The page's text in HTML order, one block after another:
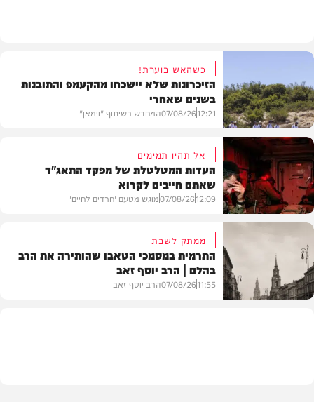
וידאו
כשהאש בוערת!
הזיכרונות שלא יישכחו מהקעמפ והתובנות
בשנים שאחרי
12:21
07/08/26המחדש בשיתוף "וימאן"
דעות
אל תהיו תמימים
העדות המטלטלת של מפקד התאג"ד
שאתם חייבים לקרוא
12:09
07/08/26מוגש מטעם 'חרדים לחיים'
ממתק לשבת
התרמית במסמכי הטאבו שהותירה את הרב
בהלם | הרב יוסף זאב
11:55
07/08/26הרב יוסף זאב